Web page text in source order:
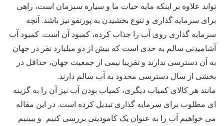
تواند علاوه بر اینکه مایه حیات ما و سیاره سبزمان است، راهی
برای سرمایه گذاری و تنوع بخشیدن به پورتفو نیز باشد. آنچه
سرمایه گذاری روی آب را جذاب کرده، کمبود آن است. کمبود آب
آشامیدنی سالم به حدی است که بیش از دو میلیارد نفر در جهان
به آن دسترسی ندارند و تقریبا نیمی از جمعیت جهان، حداقل در
بخشی از سال دسترسی محدود به آب سالم دارند.
مانند هر کالای کمیاب دیگری، کمیاب بودن آب نیز آن را به گزینه
ای مطلوب برای سرمایه گذاری تبدیل کرده است. در این مقاله
می خواهیم آب را به عنوان یک کامودیتی بررسی کنیم و ببینیم